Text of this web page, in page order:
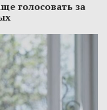
голосовать за